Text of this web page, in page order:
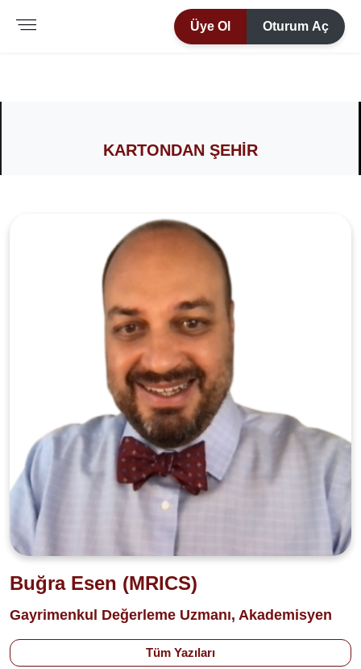
Üye Ol Oturum Aç
KARTONDAN ŞEHİR
Buğra Esen (MRICS)
Gayrimenkul Değerleme Uzmanı, Akademisyen
Tüm Yazıları